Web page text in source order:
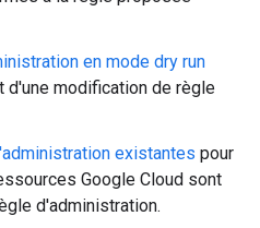
en mode dry run
d'une modification de règle
existantes pour
Google Cloud sont
d'administration.